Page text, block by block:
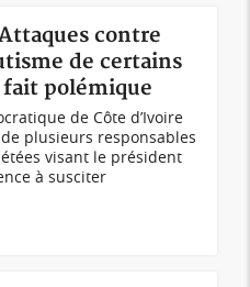
contre
de certains
fait polémique
de Côte d’Ivoire
de plusieurs responsables
visant le président
à susciter